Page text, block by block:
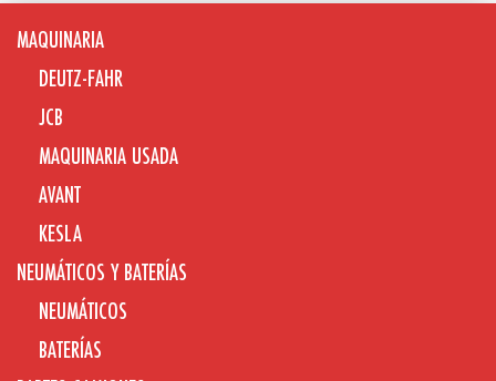
MAQUINARIA
DEUTZ-FAHR
JCB
MAQUINARIA USADA
AVANT
KESLA
NEUMÁTICOS Y BATERÍAS
NEUMÁTICOS
BATERÍAS